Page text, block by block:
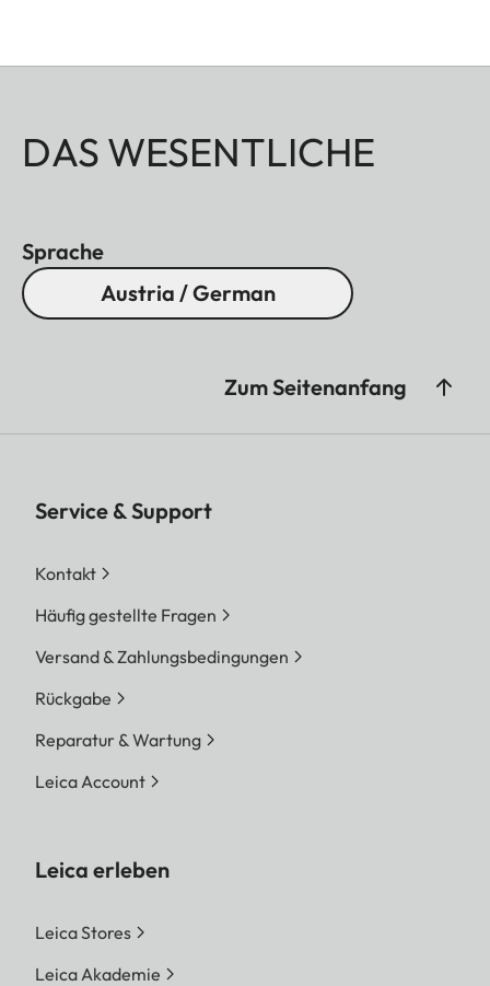
DAS WESENTLICHE
Sprache
Austria / German
Zum Seitenanfang
Service & Support
Kontakt
Häufig gestellte Fragen
Versand & Zahlungsbedingungen
Rückgabe
Reparatur & Wartung
Leica Account
Leica erleben
Leica Stores
Leica Akademie